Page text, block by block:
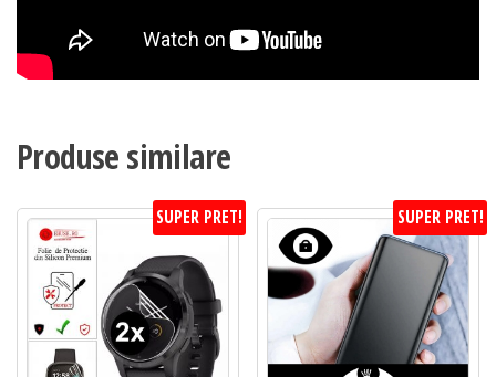
Produse similare
SUPER PRET! SUPER PRET!